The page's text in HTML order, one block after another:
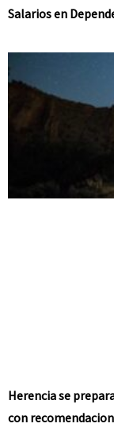
Salarios en
Herencia se
con